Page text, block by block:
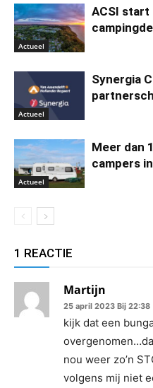
Actueel
ACSI
Actueel
Synergia
Actueel
Meer dan
campers
1 REACTIE
Martijn
25 april 2023 Bij 22:38
kijk dat een
nou weer zo’n
volgens mij niet